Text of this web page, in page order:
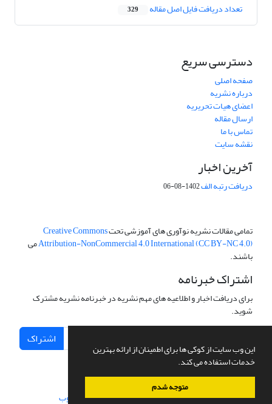
این وب سایت از کوکی ها برای اطمینان از ارائه بهترین
خدمات استفاده می کند.
متوجه شدم
تعداد دریافت فایل اصل مقاله 329
دسترسی سریع
صفحه اصلی
درباره نشریه
اعضای هیات تحریریه
ارسال مقاله
تماس با ما
نقشه سایت
آخرین اخبار
دریافت رتبه الف1402-08-06
تمامی مقالات نشریه نوآوری های آموزشی تحتCreative Commons
Attribution-NonCommercial 4.0 International (CC BY-NC 4.0)می
باشند.
اشتراک خبرنامه
برای دریافت اخبار و اطلاعیه های مهم نشریه در خبرنامه نشریه مشترک
شوید.
اشتراک
سامانه مدیریت نشریات علمی.طراحی و پیاده سازی از سیناوب